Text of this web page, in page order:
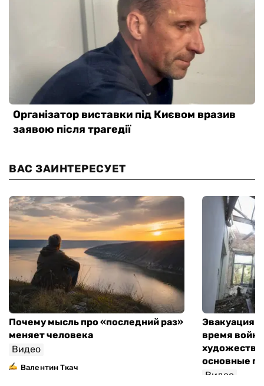
ВАС ЗАИНТЕРЕСУЕТ
Почему мысль про «последний раз»
меняет человека
Видео
Валентин Ткач
Эвакуация
время
основные
Видео